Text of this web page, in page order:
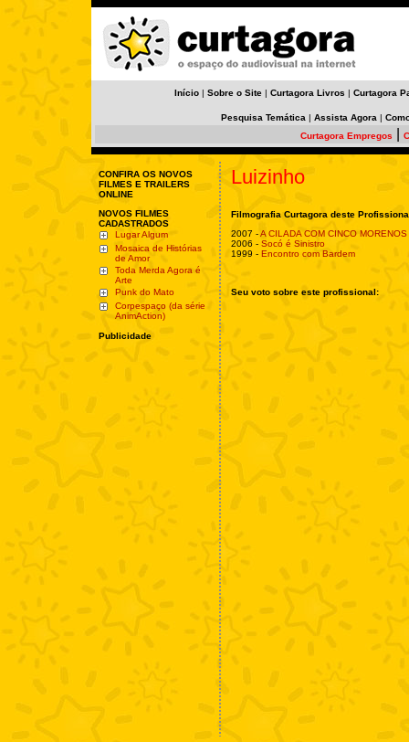
Início | Sobre o Site | Curtagora Livros | Curtagora
Pesquisa Temática | Assista Agora |
Curtagora Empregos
CONFIRA OS NOVOS
FILMES E TRAILERS
ONLINE
NOVOS FILMES
CADASTRADOS
Lugar Algum
Mosaica de Histórias
de Amor
Toda Merda Agora é
Arte
Punk do Mato
Corpespaço (da série
AnimAction)
Publicidade
Luizinho
Filmografia Curtagora deste
2007 -A CILADA COM CINCO MORENOS
2006 - Socó é Sinistro
1999 - Encontro com Bardem
Seu voto sobre este profissional: